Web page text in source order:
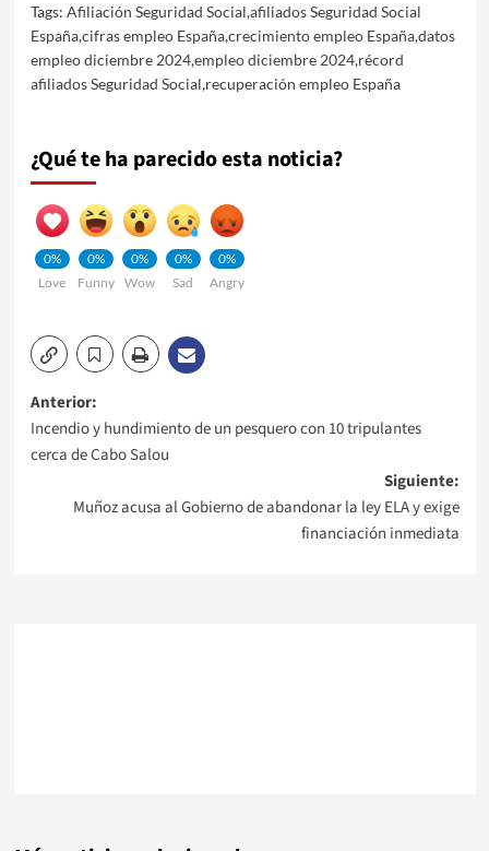
Tags: Afiliación Seguridad Social,afiliados Seguridad Social
España,cifras empleo España,crecimiento empleo España,datos
empleo diciembre 2024,empleo diciembre 2024,récord
afiliados Seguridad Social,recuperación empleo España
¿Qué te ha parecido esta noticia?
0%
Love
0%
Funny
0%
Wow
0%
Sad
0%
Angry
Navegación
de
entradas
Anterior:
Incendio y hundimiento de un pesquero con 10 tripulantes
cerca de Cabo Salou
Siguiente:
Muñoz acusa al Gobierno de abandonar la ley ELA y exige
financiación inmediata